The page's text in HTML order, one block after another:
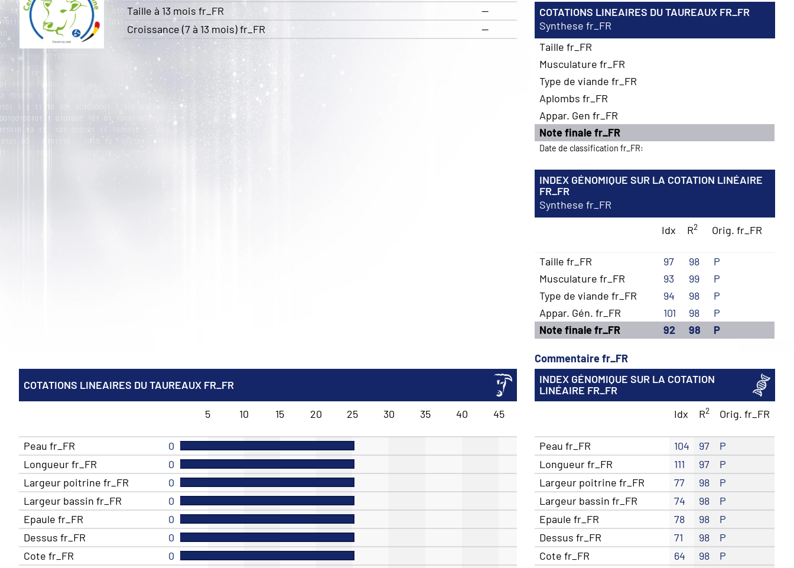
Taille à 13 mois fr_FR
—
Croissance (7 à 13 mois) fr_FR
—
COTATIONS LINEAIRES DU TAUREAUX FR_FR
Synthese fr_FR
Taille fr_FR
Musculature fr_FR
Type de viande fr_FR
Aplombs fr_FR
Appar. Gen fr_FR
Note finale fr_FR
Date de classification fr_FR:
INDEX GÉNOMIQUE SUR LA COTATION LINÉAIRE
FR_FR
Synthese fr_FR
Idx
R2 Orig. fr_FR
Taille fr_FR 97 98
P
Musculature fr_FR
93 99
P
Type de viande fr_FR
94 98
P
Appar. Gén. fr_FR
101 98
P
Note finale fr_FR
92 98 P
Commentaire fr_FR
COTATIONS LINEAIRES DU TAUREAUX FR_FR
5 10 15 20 25 30 35 40 45
Peau fr_FR
0
Longueur fr_FR
0
Largeur poitrine fr_FR
0
Largeur bassin fr_FR
0
Epaule fr_FR
0
Dessus fr_FR
0
Cote fr_FR
0
INDEX GÉNOMIQUE SUR LA COTATION
LINÉAIRE FR_FR
Idx
R2 Orig. fr_FR
Peau fr_FR 104 97
P
Longueur fr_FR
111 97
P
Largeur poitrine fr_FR
77 98
P
Largeur bassin fr_FR
74 98
P
Epaule fr_FR
78 98
P
Dessus fr_FR
71 98
P
Cote fr_FR
64 98
P